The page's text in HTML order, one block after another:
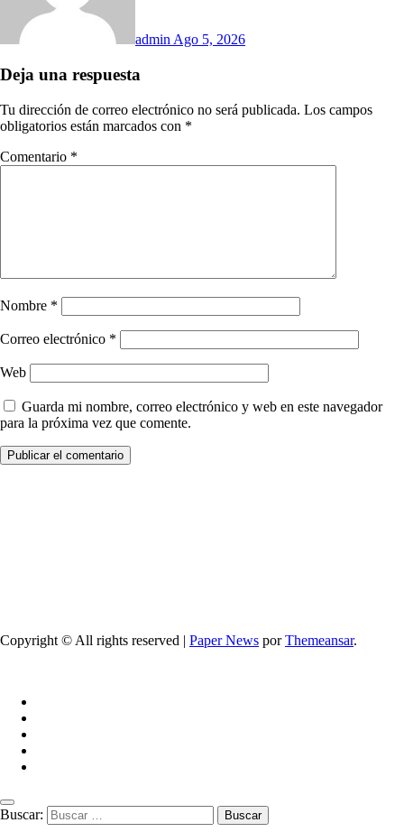
admin Ago 5, 2026
Deja una respuesta
Tu dirección de correo electrónico no será publicada. Los campos
obligatorios están marcados con *
Comentario *
Nombre *
Correo electrónico *
Web
Guarda mi nombre, correo electrónico y web en este navegador
para la próxima vez que comente.
Copyright © All rights reserved | Paper News porThemeansar.
Buscar: